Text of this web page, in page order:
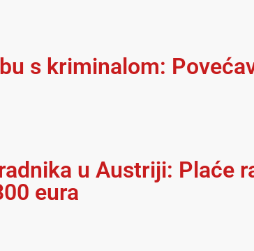
s kriminalom:
u Austriji: Plaće
eura